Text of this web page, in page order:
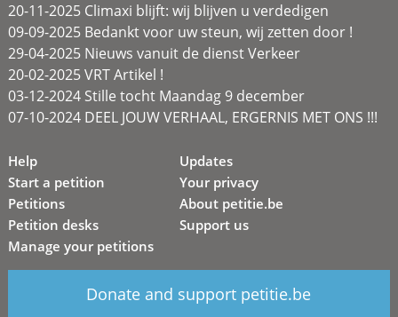
20-11-2025 Climaxi blijft: wij blijven u verdedigen
09-09-2025 Bedankt voor uw steun, wij zetten door !
29-04-2025 Nieuws vanuit de dienst Verkeer
20-02-2025 VRT Artikel !
03-12-2024 Stille tocht Maandag 9 december
07-10-2024 DEEL JOUW VERHAAL, ERGERNIS MET ONS !!!
Help
Start a petition
Petitions
Petition desks
Manage your petitions
Updates
Your privacy
About petitie.be
Support us
Donate and support petitie.be